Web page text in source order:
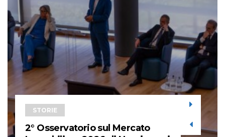
STORIE
2° Osservatorio sul Mercato